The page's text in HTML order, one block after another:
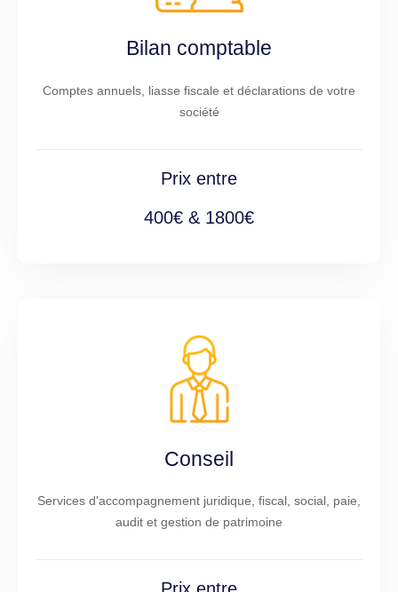
Bilan comptable
Comptes annuels, liasse fiscale et déclarations de votre
société
Prix entre
400€ & 1800€
Conseil
Services d'accompagnement juridique, fiscal, social, paie,
audit et gestion de patrimoine